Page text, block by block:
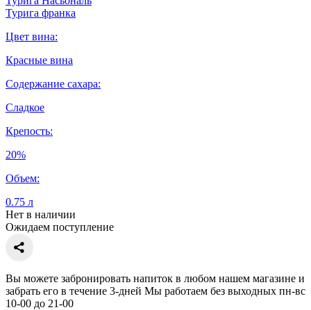
Турига франка
Цвет вина:
Красные вина
Содержание сахара:
Сладкое
Крепость:
20%
Объем:
0.75 л
Нет в наличии
Ожидаем поступление
Вы можете забронировать напиток в любом нашем магазине и
забрать его в течение 3-дней Мы работаем без выходных пн-вс
10-00 до 21-00